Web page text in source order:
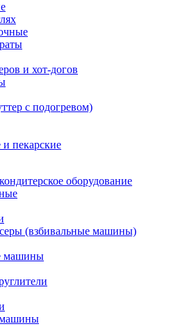
и хот-догов
с подогревом)
пекарские
оборудование
(взбивальные машины)
машины
машины